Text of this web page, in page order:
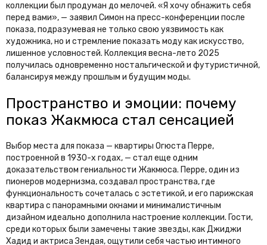
коллекции был продуман до мелочей. «Я хочу обнажить себя
перед вами», — заявил Симон на пресс-конференции после
показа, подразумевая не только свою уязвимость как
художника, но и стремление показать моду как искусство,
лишенное условностей. Коллекция весна-лето 2025
получилась одновременно ностальгической и футуристичной,
балансируя между прошлым и будущим моды.
Пространство и эмоции: почему
показ Жакмюса стал сенсацией
Выбор места для показа — квартиры Огюста Перре,
построенной в 1930-х годах, — стал еще одним
доказательством гениальности Жакмюса. Перре, один из
пионеров модернизма, создавал пространства, где
функциональность сочеталась с эстетикой, и его парижская
квартира с панорамными окнами и минималистичным
дизайном идеально дополнила настроение коллекции. Гости,
среди которых были замечены такие звезды, как Джиджи
Хадид и актриса Зендая, ощутили себя частью интимного